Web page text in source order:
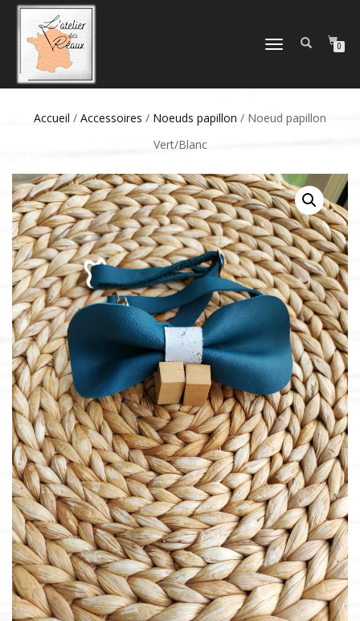
DÉPLIER
0
Accueil / Accessoires / Noeuds papillon / Noeud papillon
Vert/Blanc